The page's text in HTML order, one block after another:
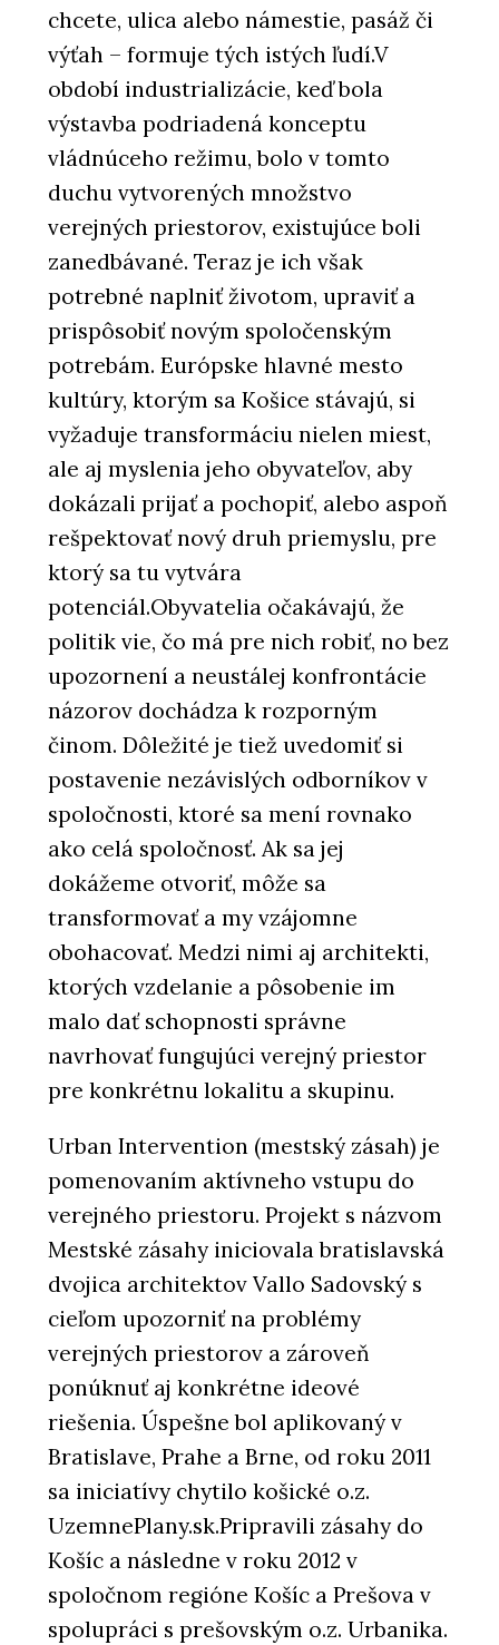
chcete, ulica alebo námestie, pasáž či
výťah – formuje tých istých ľudí.V
období industrializácie, keď bola
výstavba podriadená konceptu
vládnúceho režimu, bolo v tomto
duchu vytvorených množstvo
verejných priestorov, existujúce boli
zanedbávané. Teraz je ich však
potrebné naplniť životom, upraviť a
prispôsobiť novým spoločenským
potrebám. Európske hlavné mesto
kultúry, ktorým sa Košice stávajú, si
vyžaduje transformáciu nielen miest,
ale aj myslenia jeho obyvateľov, aby
dokázali prijať a pochopiť, alebo aspoň
rešpektovať nový druh priemyslu, pre
ktorý sa tu vytvára
potenciál.Obyvatelia očakávajú, že
politik vie, čo má pre nich robiť, no bez
upozornení a neustálej konfrontácie
názorov dochádza k rozporným
činom. Dôležité je tiež uvedomiť si
postavenie nezávislých odborníkov v
spoločnosti, ktoré sa mení rovnako
ako celá spoločnosť. Ak sa jej
dokážeme otvoriť, môže sa
transformovať a my vzájomne
obohacovať. Medzi nimi aj architekti,
ktorých vzdelanie a pôsobenie im
malo dať schopnosti správne
navrhovať fungujúci verejný priestor
pre konkrétnu lokalitu a skupinu.
Urban Intervention (mestský zásah) je
pomenovaním aktívneho vstupu do
verejného priestoru. Projekt s názvom
Mestské zásahy iniciovala bratislavská
dvojica architektov Vallo Sadovský s
cieľom upozorniť na problémy
verejných priestorov a zároveň
ponúknuť aj konkrétne ideové
riešenia. Úspešne bol aplikovaný v
Bratislave, Prahe a Brne, od roku 2011
sa iniciatívy chytilo košické o.z.
UzemnePlany.sk.Pripravili zásahy do
Košíc a následne v roku 2012 v
spoločnom regióne Košíc a Prešova v
spolupráci s prešovským o.z. Urbanika.